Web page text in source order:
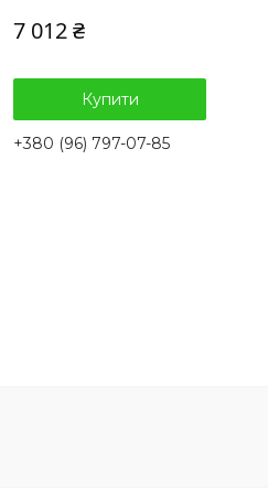
7 012 ₴
Купити
+380 (96) 797-07-85